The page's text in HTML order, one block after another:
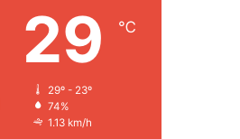
29 ℃
29º - 23º
74%
1.13 km/h